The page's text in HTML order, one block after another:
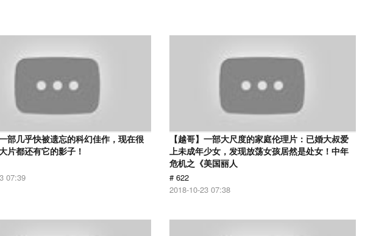
一部几乎快被遗忘的科幻佳作，现在很
片都还有它的影子！
07:39
【越哥】一部大尺度的家庭伦理片：已婚大叔爱
上未成年少女，发现放荡女孩居然是处女！中年
危机之《美国丽人
# 622
2018-10-23 07:38